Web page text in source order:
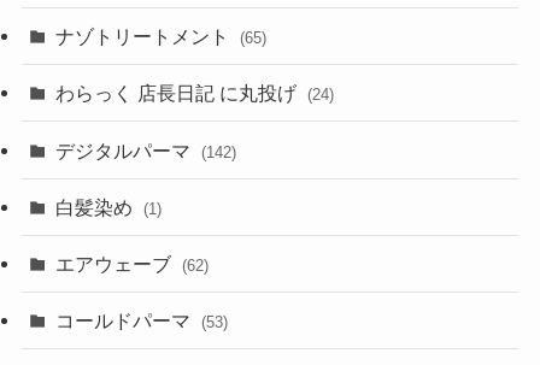
ナゾトリートメント (65)
わらっく 店長日記 に丸投げ (24)
デジタルパーマ (142)
白髪染め (1)
エアウェーブ (62)
コールドパーマ (53)